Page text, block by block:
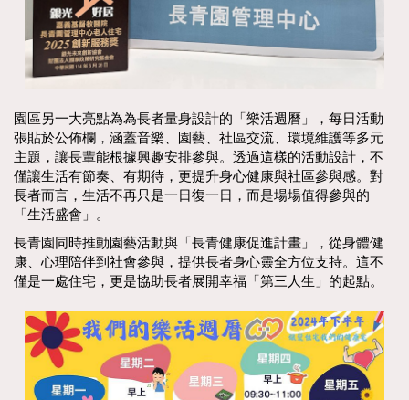
園區另一大亮點為為長者量身設計的「樂活週曆」，每日活動
張貼於公佈欄，涵蓋音樂、園藝、社區交流、環境維護等多元
主題，讓長輩能根據興趣安排參與。透過這樣的活動設計，不
僅讓生活有節奏、有期待，更提升身心健康與社區參與感。對
長者而言，生活不再只是一日復一日，而是場場值得參與的
「生活盛會」。
長青園同時推動園藝活動與「長青健康促進計畫」，從身體健
康、心理陪伴到社會參與，提供長者身心靈全方位支持。這不
僅是一處住宅，更是協助長者展開幸福「第三人生」的起點。